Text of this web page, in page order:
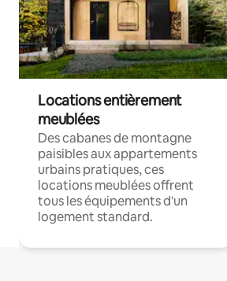
Locations entièrement
meublées
Des cabanes de montagne
paisibles aux appartements
urbains pratiques, ces
locations meublées offrent
tous les équipements d'un
logement standard.